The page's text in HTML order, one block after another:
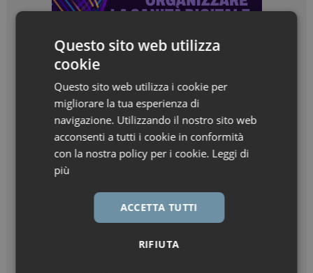
Questo sito web utilizza
cookie
Questo sito web utilizza i cookie per
migliorare la tua esperienza di
navigazione. Utilizzando il nostro sito web
acconsenti a tutti i cookie in conformità
con la nostra policy per i cookie. Leggi di
più
ACCETTA TUTTI
RIFIUTA